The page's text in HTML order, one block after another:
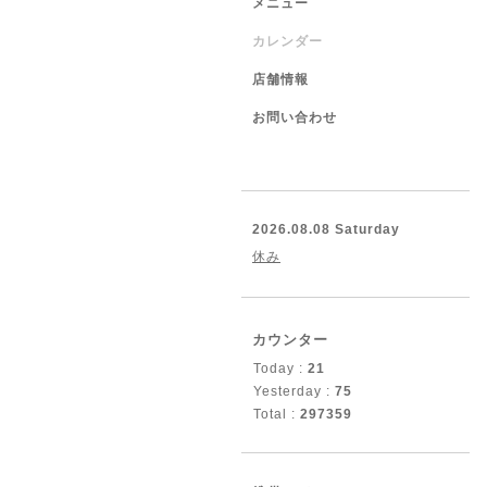
メニュー
カレンダー
店舗情報
お問い合わせ
2026.08.08 Saturday
休み
カウンター
Today : 21
Yesterday : 75
Total : 297359